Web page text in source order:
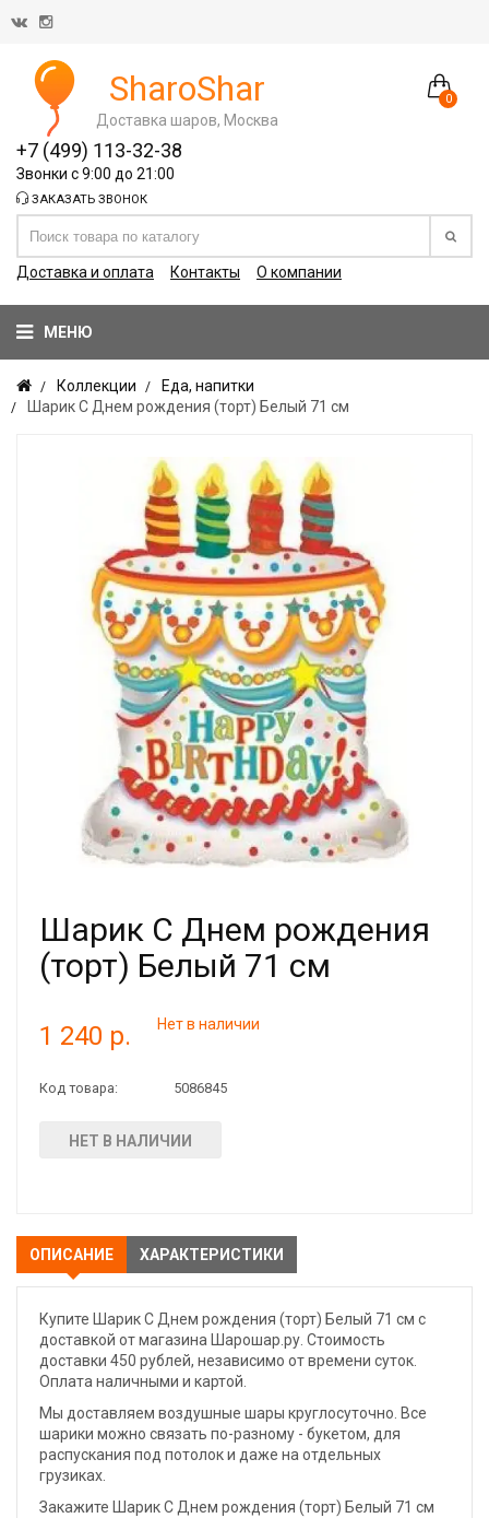
0
SharoShar
Доставка шаров, Москва
+7 (499) 113-32-38
Звонки с 9:00 до 21:00
ЗАКАЗАТЬ ЗВОНОК
Доставка и оплата Контакты О компании
МЕНЮ
Коллекции
Еда, напитки
Шарик С Днем рождения (торт) Белый 71 см
Шарик С Днем рождения
(торт) Белый 71 см
1 240 р. Нет в наличии
Код товара: 5086845
НЕТ В НАЛИЧИИ
ОПИСАНИЕ ХАРАКТЕРИСТИКИ
Купите Шарик С Днем рождения (торт) Белый 71 см с
доставкой от магазина Шарошар.ру. Стоимость
доставки 450 рублей, независимо от времени суток.
Оплата наличными и картой.
Мы доставляем воздушные шары круглосуточно. Все
шарики можно связать по-разному - букетом, для
распускания под потолок и даже на отдельных
грузиках.
Закажите Шарик С Днем рождения (торт) Белый 71 см